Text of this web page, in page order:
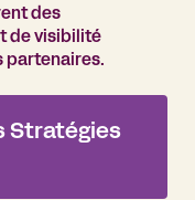
des
de visibilité
partenaires.
Stratégies